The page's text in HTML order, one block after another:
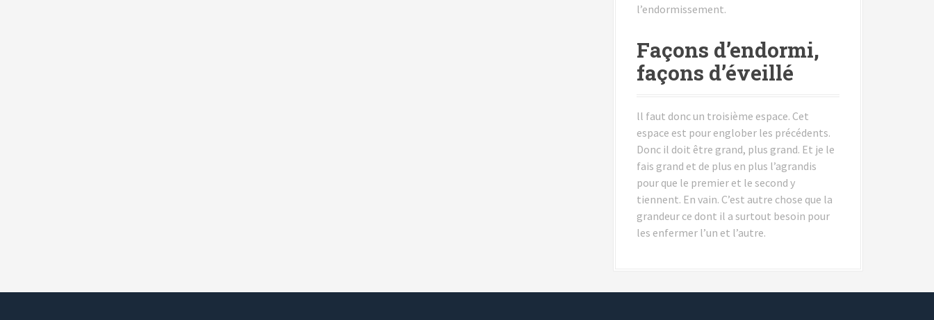
l’endormissement.
Façons d’endormi,
façons d’éveillé
ll faut donc un troisième espace. Cet
espace est pour englober les précédents.
Donc il doit être grand, plus grand. Et je le
fais grand et de plus en plus l’agrandis
pour que le premier et le second y
tiennent. En vain. C’est autre chose que la
grandeur ce dont il a surtout besoin pour
les enfermer l’un et l’autre.